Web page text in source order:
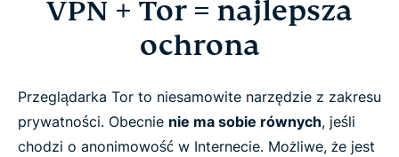
VPN + Tor = najlepsza
ochrona
Przeglądarka Tor to niesamowite narzędzie z zakresu
prywatności. Obecnie nie ma sobie równych, jeśli
chodzi o anonimowość w Internecie. Możliwe, że jest